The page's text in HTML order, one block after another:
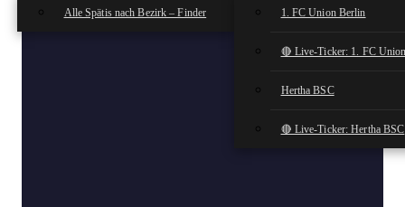
Alle Spätis nach Bezirk – Finder 1. FC Union Berlin
🔴 Live-Ticker: 1. FC
Hertha BSC
🔴 Live-Ticker: Hertha BSC